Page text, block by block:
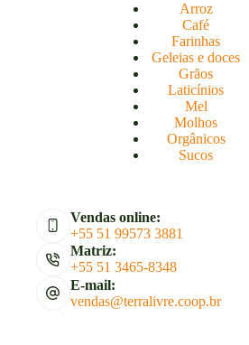
Arroz
Café
Farinhas
Geleias e doces
Grãos
Laticínios
Mel
Molhos
Orgânicos
Sucos
Vendas online:
+55 51 99573 3881
Matriz:
+55 51 3465-8348
E-mail:
vendas@terralivre.coop.br